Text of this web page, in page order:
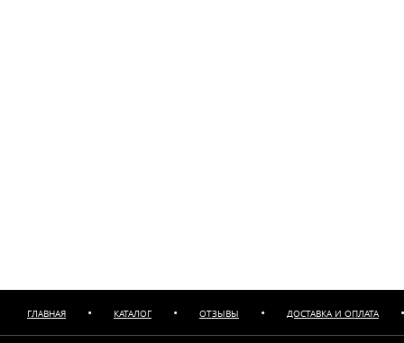
ГЛАВНАЯ • КАТАЛОГ • ОТЗЫВЫ • ДОСТАВКА И ОПЛАТА •